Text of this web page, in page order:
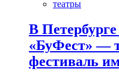
театры
В
«БуФест» —
фестиваль